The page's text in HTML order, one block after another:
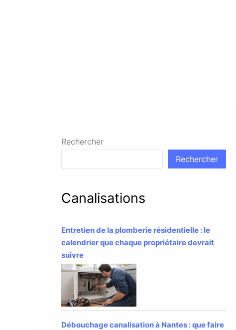
Rechercher
Rechercher
Canalisations
Entretien de la plomberie résidentielle : le
calendrier que chaque propriétaire devrait
suivre
Débouchage canalisation à Nantes : que faire